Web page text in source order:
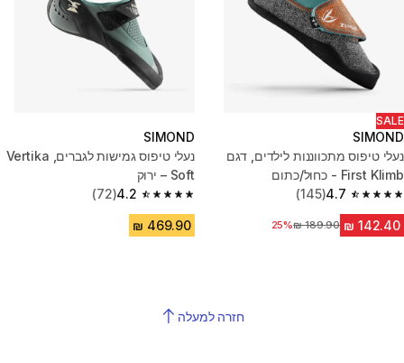
SALE
SIMOND
נעלי טיפוס מתכווננות לילדים, דגם
First Klimb - כחול/כתום
4.7
4.7 out of 5 stars from 145 reviews
(145)
מחיר לפני הנחה
25%
SIMOND
נעלי טיפוס גמישות לגברים, Vertika
Soft – ירוק
4.2
4.2 out of 5 stars from 72 reviews
(72)
חזרה למעלה